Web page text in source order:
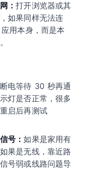
：打开浏览器或其
如果同样无法连
用本身，而是本
断电等待 30 秒再通
灯是否正常，很多
启后再测试
号：如果是家用有
果是无线，靠近路
号弱或线路问题导